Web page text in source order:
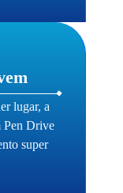
lugar, a
Pen Drive
super